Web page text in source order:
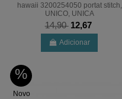
hawaii 3200254050 portat stitch,
UNICO, UNICA
14,90 12,67
Adicionar
%
Novo